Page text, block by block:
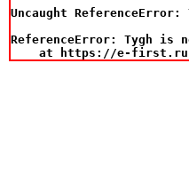
Uncaught
ReferenceError: Tygh is
at https://e-